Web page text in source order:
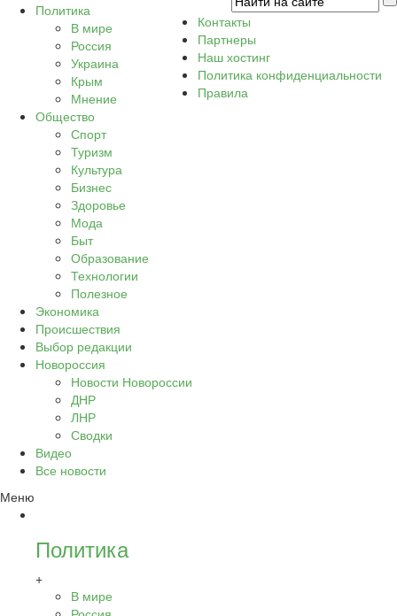
Политика
В мире
Россия
Украина
Крым
Мнение
Общество
Спорт
Туризм
Культура
Бизнес
Здоровье
Мода
Быт
Образование
Технологии
Полезное
Экономика
Происшествия
Выбор редакции
Новороссия
Новости Новороссии
ДНР
ЛНР
Сводки
Видео
Все новости
Меню
Политика
+
В мире
Контакты
Партнеры
Наш хостинг
Политика конфиденциальности
Правила